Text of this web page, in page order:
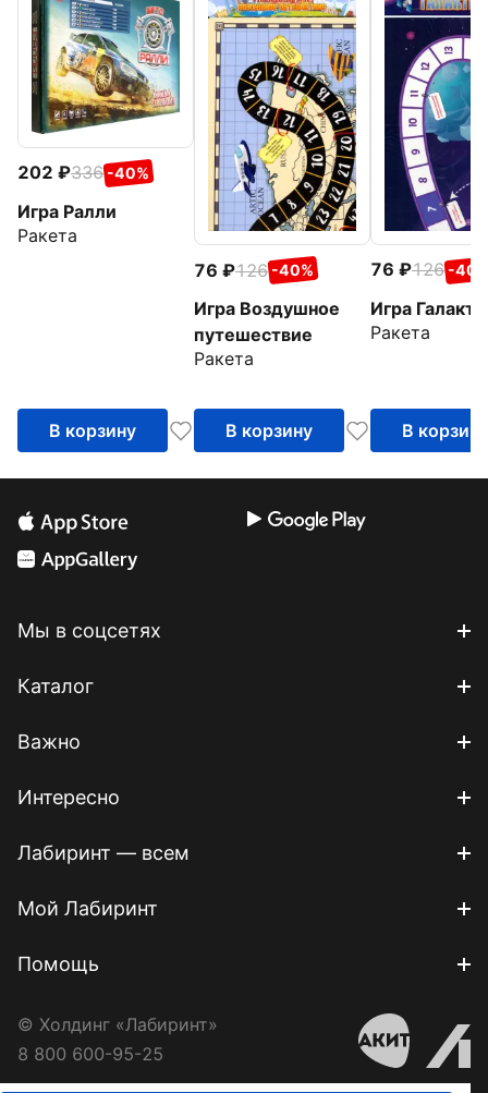
202 336 -40%
Игра Ралли
Ракета
В корзину
76 126 -40%
Игра Воздушное
путешествие
Ракета
В корзину
76 126 -
Игра
Ракета
В корзину
Мы в соцсетях
Каталог
Важно
Интересно
Лабиринт — всем
Мой Лабиринт
Помощь
© Холдинг «Лабиринт»
8 800 600-95-25